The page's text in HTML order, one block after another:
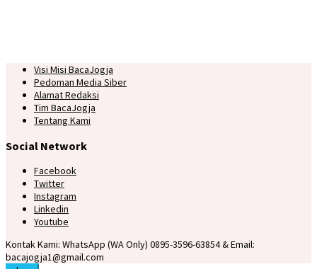
Visi Misi BacaJogja
Pedoman Media Siber
Alamat Redaksi
Tim BacaJogja
Tentang Kami
Social Network
Facebook
Twitter
Instagram
Linkedin
Youtube
Kontak Kami: WhatsApp (WA Only) 0895-3596-63854 & Email:
bacajogja1@gmail.com